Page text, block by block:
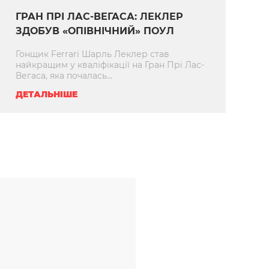
ГРАН ПРІ ЛАС-ВЕГАСА: ЛЕКЛЕР
ЗДОБУВ «ОПІВНІЧНИЙ» ПОУЛ
Гонщик Ferrari Шарль Леклер став
найкращим у кваліфікації на Гран Прі Лас-
Вегаса, яка почалась...
ДЕТАЛЬНІШЕ